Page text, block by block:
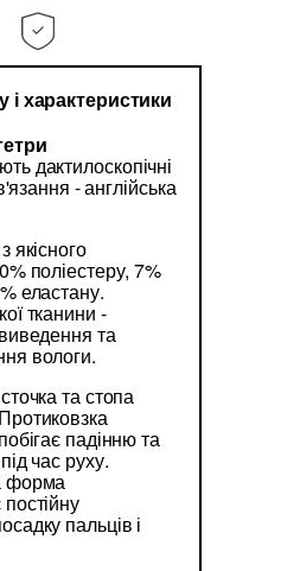
характеристики
дактилоскопічні
- англійська
якісного
поліестеру, 7%
еластану.
тканини -
та
вологи.
та стопа
падінню та
час руху.
форма
пальців і